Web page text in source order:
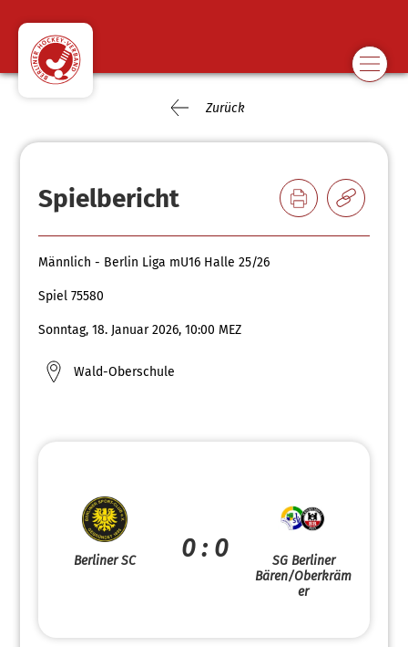
Zurück
Spielbericht
Männlich - Berlin Liga mU16 Halle 25/26
Spiel 75580
Sonntag, 18. Januar 2026, 10:00 MEZ
Wald-Oberschule
Berliner SC 0 : 0
SG Berliner
Bären/Oberkräm
er